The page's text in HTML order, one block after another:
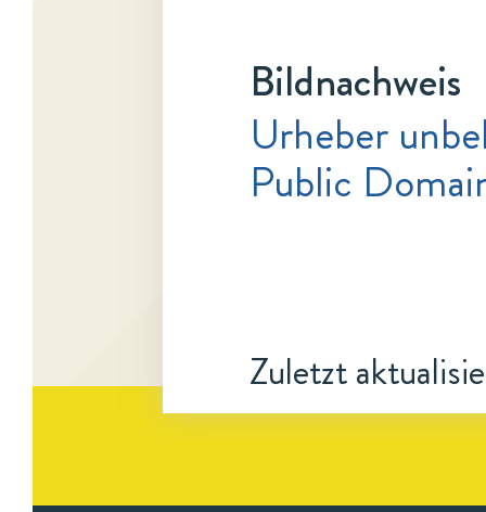
Bildnachweis
Urheber
Public
Zuletzt